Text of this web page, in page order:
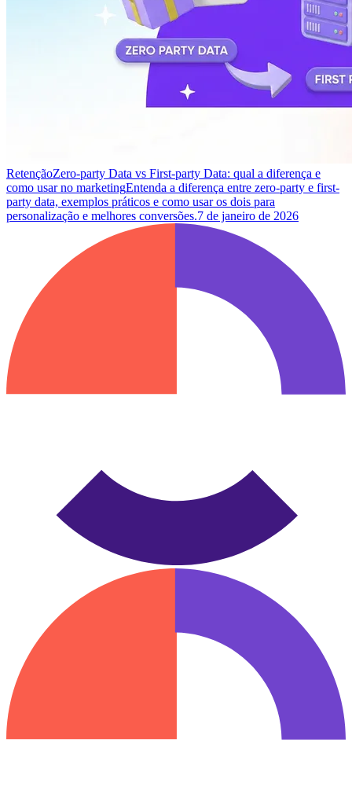
RetençãoZero-party Data vs First-party Data: qual a diferença e
como usar no marketingEntenda a diferença entre zero-party e first-
party data, exemplos práticos e como usar os dois para
personalização e melhores conversões.7 de janeiro de 2026